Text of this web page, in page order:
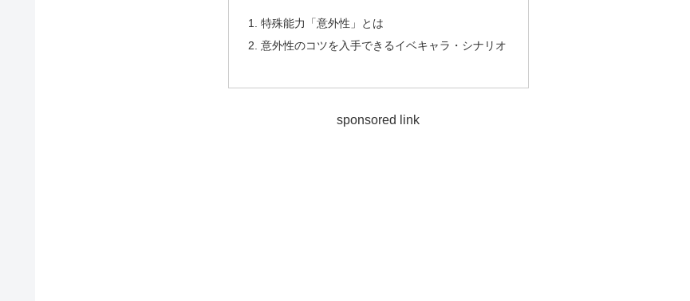
特殊能力「意外性」とは
意外性のコツを入手できるイベキャラ・シナリオ
sponsored link